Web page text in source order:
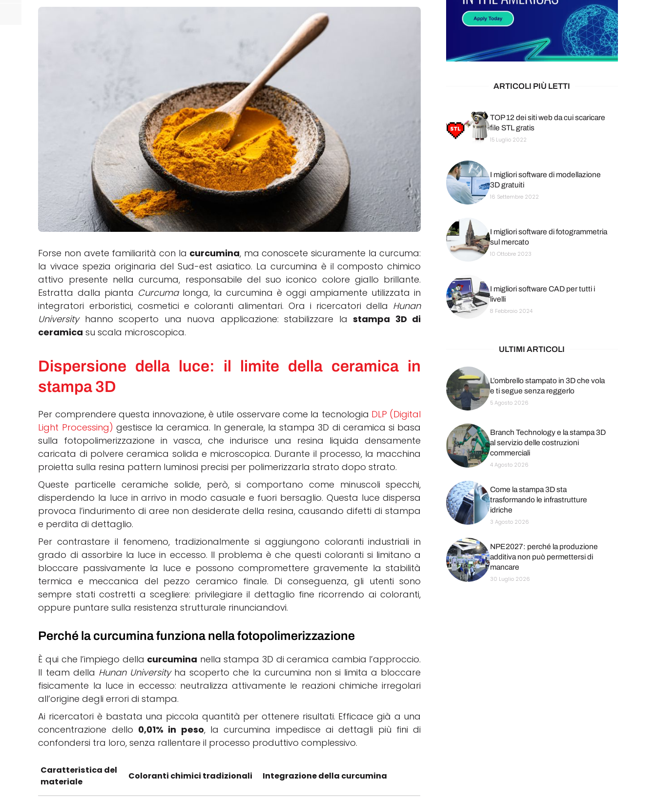
Software 3D
Forse non avete familiarità con la curcumina, ma conoscete sicuramente la curcuma:
la vivace spezia originaria del Sud-est asiatico. La curcumina è il composto chimico
attivo presente nella curcuma, responsabile del suo iconico colore giallo brillante.
Estratta dalla pianta Curcumalonga, la curcumina è oggi ampiamente utilizzata in
integratori erboristici, cosmetici e coloranti alimentari. Ora i ricercatori della Hunan
Universityhanno scoperto una nuova applicazione: stabilizzare lastampa 3D di
ceramica su scala microscopica.
Dispersione della luce: il limite della ceramica in
stampa 3D
Per comprendere questa innovazione, è utile osservare come la tecnologia DLP (Digital
Light Processing) gestisce la ceramica. In generale, la stampa 3D di ceramica si basa
sulla fotopolimerizzazione in vasca, che indurisce una resina liquida densamente
caricata di polvere ceramica solida e microscopica. Durante il processo, la macchina
proietta sulla resina pattern luminosi precisi per polimerizzarla strato dopo strato.
Queste particelle ceramiche solide, però, si comportano come minuscoli specchi,
disperdendo la luce in arrivo in modo casuale e fuori bersaglio. Questa luce dispersa
provoca l’indurimento di aree non desiderate della resina, causando difetti di stampa
e perdita di dettaglio.
Per contrastare il fenomeno, tradizionalmente si aggiungono coloranti industriali in
grado di assorbire la luce in eccesso. Il problema è che questi coloranti si limitano a
bloccare passivamente la luce e possono compromettere gravemente la stabilità
termica e meccanica del pezzo ceramico finale. Di conseguenza, gli utenti sono
sempre stati costretti a scegliere: privilegiare il dettaglio fine ricorrendo ai coloranti,
oppure puntare sulla resistenza strutturale rinunciandovi.
Perché la curcumina funziona nella fotopolimerizzazione
È qui che l’impiego della curcumina nella stampa 3D di ceramica cambia l’approccio.
Il team della Hunan Universityha scoperto che la curcumina non si limita a bloccare
fisicamente la luce in eccesso: neutralizza attivamente le reazioni chimiche irregolari
all’origine degli errori di stampa.
Ai ricercatori è bastata una piccola quantità per ottenere risultati. Efficace già a una
concentrazione dello 0,01% in peso, la curcumina impedisce ai dettagli più fini di
confondersi tra loro, senza rallentare il processo produttivo complessivo.
Caratteristica del
materiale
Coloranti chimici tradizionali Integrazione della curcumina
ARTICOLI PIÙ LETTI
TOP 12 dei siti web da cui scaricare
file STL gratis
15 Luglio 2022
I migliori software di modellazione
3D gratuiti
16 Settembre 2022
I migliori software di fotogrammetria
sul mercato
10 Ottobre 2023
I migliori software CAD per tutti i
livelli
8 Febbraio 2024
ULTIMI ARTICOLI
L’ombrello stampato in 3D che vola
e ti segue senza reggerlo
5 Agosto 2026
Branch Technology e la stampa 3D
al servizio delle costruzioni
commerciali
4 Agosto 2026
Come la stampa 3D sta
trasformando le infrastrutture
idriche
3 Agosto 2026
NPE2027: perché la produzione
additiva non può permettersi di
mancare
30 Luglio 2026